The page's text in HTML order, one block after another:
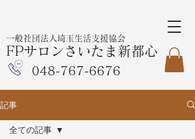
一般社団法人埼玉生活支援協会
FPサロンさいたま新都心
048-767-6676
記事
全ての記事